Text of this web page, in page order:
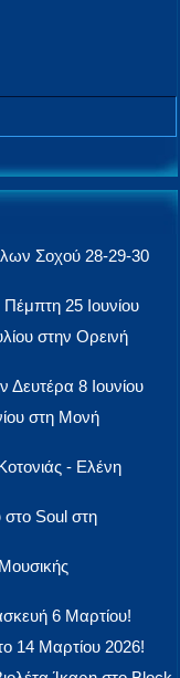
Σοχού 28-29-30
25 Ιουνίου
στην Ορεινή
8 Ιουνίου
στη Μονή
- Ελένη
στο Soul στη
6 Μαρτίου!
14 Μαρτίου 2026!